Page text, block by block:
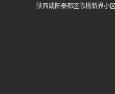
陕西咸阳秦都区陈杨新界小